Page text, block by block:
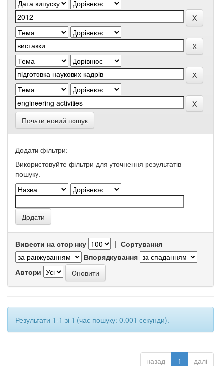
Почати новий пошук
Додати фільтри:
Використовуйте фільтри для уточнення результатів
пошуку.
Вивести на сторінку | Сортування
Впорядкування
Автори
Результати 1-1 зі 1 (час пошуку: 0.001 секунди).
назад 1 далі